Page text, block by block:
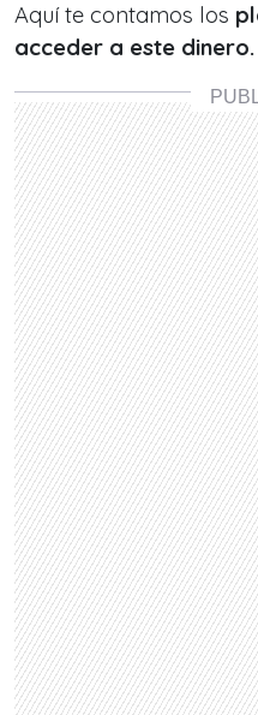
Aquí te contamos los
acceder a este dinero.